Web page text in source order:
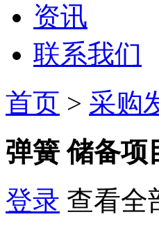
资讯
联系我们
首页 > 采购
弹簧 储备项
登录 查看全